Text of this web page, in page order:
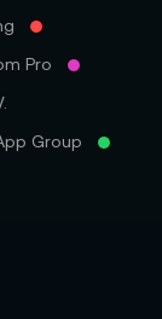
Pro
Group